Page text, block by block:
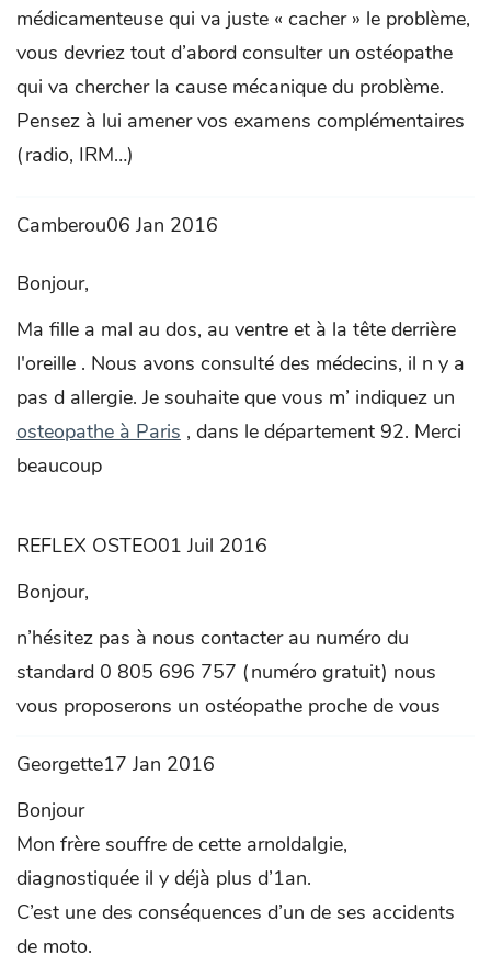
médicamenteuse qui va juste « cacher » le problème,
vous devriez tout d’abord consulter un ostéopathe
qui va chercher la cause mécanique du problème.
Pensez à lui amener vos examens complémentaires
(radio, IRM…)
Camberou06 Jan 2016
Bonjour,
Ma fille a mal au dos, au ventre et à la tête derrière
l'oreille . Nous avons consulté des médecins, il n y a
pas d allergie. Je souhaite que vous m’ indiquez un
osteopathe à Paris , dans le département 92. Merci
beaucoup
REFLEX OSTEO01 Juil 2016
Bonjour,
n’hésitez pas à nous contacter au numéro du
standard 0 805 696 757 (numéro gratuit) nous
vous proposerons un ostéopathe proche de vous
Georgette17 Jan 2016
Bonjour
Mon frère souffre de cette arnoldalgie,
diagnostiquée il y déjà plus d’1an.
C’est une des conséquences d’un de ses accidents
de moto.